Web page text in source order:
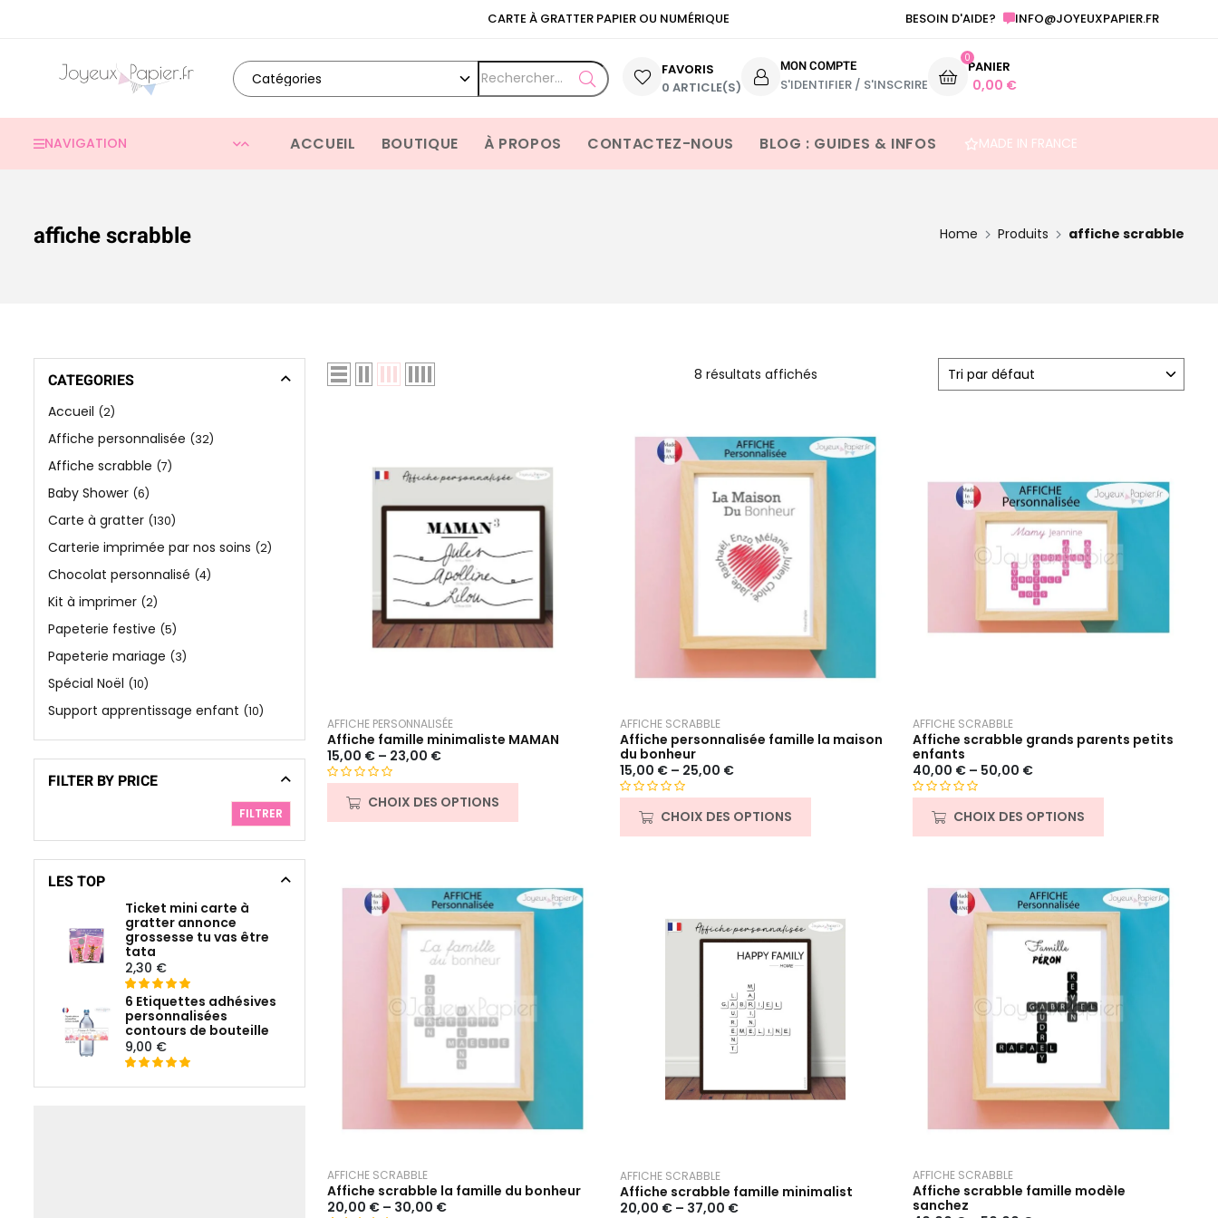
CARTE À GRATTER PAPIER OU NUMÉRIQUE ANNONCE GROSSESSE ET AUTRE FESTIVITÉ
BESOIN D'AIDE? INFO@JOYEUXPAPIER.FR
OPEN SEARCH
FAVORIS
0 ARTICLE(S)
MON COMPTE
S'IDENTIFIER / S'INSCRIRE
0
PANIER
0,00 €
NAVIGATION ACCUEIL BOUTIQUE À PROPOS CONTACTEZ-NOUS BLOG : GUIDES & INFOS MADE IN FRANCE
affiche scrabble Home Produits affiche scrabble
8 résultats affichés
AFFICHE PERSONNALISÉE
Affiche famille minimaliste MAMAN
15,00 €– 23,00 €
CHOIX DES OPTIONS
AFFICHE SCRABBLE
Affiche personnalisée famille la maison
du bonheur
15,00 €– 25,00 €
CHOIX DES OPTIONS
AFFICHE SCRABBLE
Affiche scrabble grands parents petits
enfants
40,00 € – 50,00 €
CHOIX DES OPTIONS
AFFICHE SCRABBLE
Affiche scrabble la famille du bonheur
20,00 €– 30,00 €
AFFICHE SCRABBLE
Affiche scrabble famille minimalist
20,00 €– 37,00 €
AFFICHE SCRABBLE
Affiche scrabble famille modèle
sanchez
CATEGORIES
Accueil (2)
Affiche personnalisée (32)
Affiche scrabble (7)
Baby Shower (6)
Carte à gratter (130)
Carterie imprimée par nos soins (2)
Chocolat personnalisé (4)
Kit à imprimer (2)
Papeterie festive (5)
Papeterie mariage (3)
Spécial Noël (10)
Support apprentissage enfant (10)
FILTER BY PRICE
FILTRER
LES TOP
Ticket mini carte à
gratter annonce
grossesse tu vas être
tata
2,30 €
Noté5.00
sur 5 basé
sur
14
notations
6 Etiquettes adhésives
personnalisées
contours de bouteille
9,00 €
Noté5sur 5
4